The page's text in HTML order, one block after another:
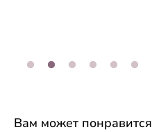
Вам может понравится